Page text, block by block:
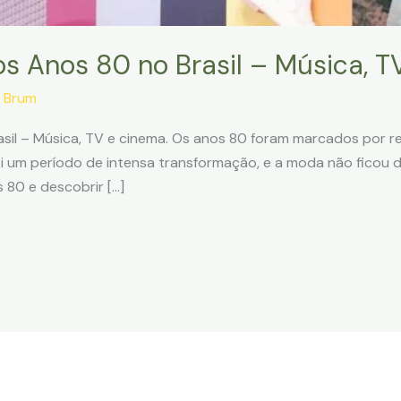
Anos 80 no Brasil – Música,
– Música, TV e cinema. Os anos 80 foram marcados por
um período de intensa transformação, e a moda não ficou
80 e descobrir […]